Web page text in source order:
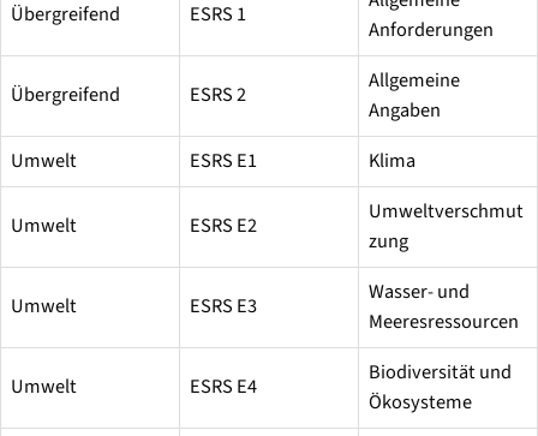
Übergreifend ESRS 1
Anforderungen
Übergreifend ESRS 2
Allgemeine
Angaben
Umwelt
ESRS E1 Klima
Umwelt ESRS E2
Umweltverschmut
zung
Umwelt ESRS E3
Wasser- und
Meeresressourcen
Umwelt ESRS E4
Biodiversität und
Ökosysteme